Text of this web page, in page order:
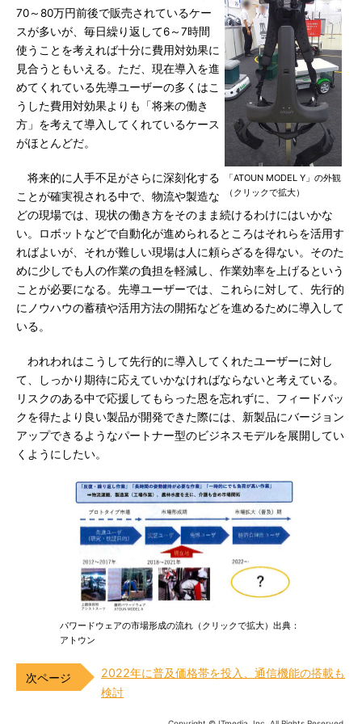
「ATOUN MODEL Y」の外観
（クリックで拡大）
70～80万円前後で販売されているケー
スが多いが、毎日繰り返して6～7時間
使うことを考えれば十分に費用対効果に
見合うともいえる。ただ、現在導入を進
めてくれている先導ユーザーの多くはこ
うした費用対効果よりも「将来の働き
方」を考えて導入してくれているケース
がほとんどだ。
将来的に人手不足がさらに深刻化する
ことが確実視される中で、物流や製造な
どの現場では、現状の働き方をそのまま続けるわけにはいかな
い。ロボットなどで自動化が進められるところはそれらを活用す
ればよいが、それが難しい現場は人に頼らざるを得ない。そのた
めに少しでも人の作業の負担を軽減し、作業効率を上げるという
ことが必要になる。先導ユーザーでは、これらに対して、先行的
にノウハウの蓄積や活用方法の開拓などを進めるために導入して
いる。
われわれはこうして先行的に導入してくれたユーザーに対し
て、しっかり期待に応えていかなければならないと考えている。
リスクのある中で応援してもらった恩を忘れずに、フィードバッ
クを得たより良い製品が開発できた際には、新製品にバージョン
アップできるようなパートナー型のビジネスモデルを展開してい
くようにしたい。
パワードウェアの市場形成の流れ（クリックで拡大）出典：
アトウン
2022年に普及価格帯を投入、通信機能の搭載も
検討